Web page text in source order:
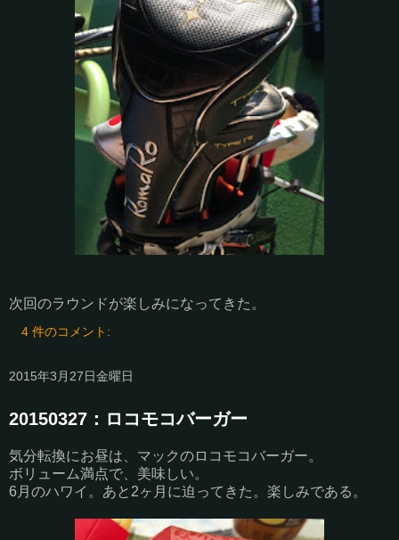
次回のラウンドが楽しみになってきた。
4 件のコメント:
2015年3月27日金曜日
20150327：ロコモコバーガー
気分転換にお昼は、マックのロコモコバーガー。
ボリューム満点で、美味しい。
6月のハワイ。あと2ヶ月に迫ってきた。楽しみである。